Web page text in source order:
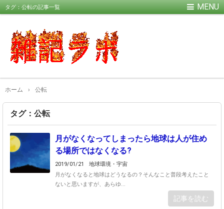
タグ：公転の記事一覧
ホーム › 公転
タグ：公転
月がなくなってしまったら地球は人が住め
る場所ではなくなる?
2019/01/21
地球環境・宇宙
月がなくなると地球はどうなるの？そんなこと普段考えたこと
ないと思いますが、あらゆ...
記事を読む